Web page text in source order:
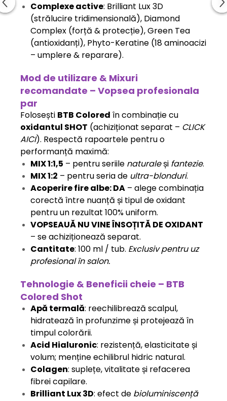
Complexe active: Brilliant Lux 3D
(strălucire tridimensională), Diamond
Complex (forță & protecție), Green Tea
(antioxidanți), Phyto-Keratine (18 aminoacizi
– umplere & reparare).
Mod de utilizare & Mixuri
recomandate – Vopsea profesionala
par
Folosești BTB Colored în combinație cu
oxidantul SHOT (achiziționat separat – CLICK
AICI). Respectă rapoartele pentru o
performanță maximă:
MIX 1:1,5 – pentru seriile naturaleși fantezie.
MIX 1:2 – pentru seria de ultra-blonduri.
Acoperire fire albe: DA – alege combinația
corectă între nuanță și tipul de oxidant
pentru un rezultat 100% uniform.
VOPSEAUĂ NU VINE ÎNSOȚITĂ DE OXIDANT
– se achiziționează separat.
Cantitate: 100 ml / tub. Exclusiv pentru uz
profesional în salon.
Tehnologie & Beneficii cheie – BTB
Colored Shot
Apă termală: reechilibrează scalpul,
hidratează în profunzime și protejează în
timpul colorării.
Acid Hialuronic: rezistență, elasticitate și
volum; menține echilibrul hidric natural.
Colagen: suplețe, vitalitate și refacerea
fibrei capilare.
Brilliant Lux 3D: efect de bioluminiscență